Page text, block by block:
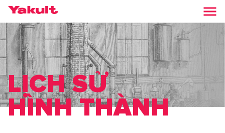
LỊCH SỬ
HÌNH THÀNH